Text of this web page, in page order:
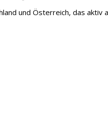
und Österreich, das aktiv